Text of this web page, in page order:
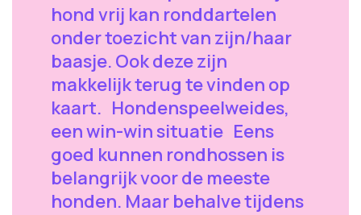
hond vrij kan ronddartelen
onder toezicht van zijn/haar
baasje. Ook deze zijn
makkelijk terug te vinden op
kaart. Hondenspeelweides,
een win-win situatie Eens
goed kunnen rondhossen is
belangrijk voor de meeste
honden. Maar behalve tijdens